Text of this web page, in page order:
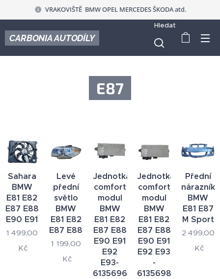
VRAKOVIŠTĚ BMW OPEL MERCEDES ŠKODA atd.
CARBONIA AUTODÍLY
Hledat
E87
Sahara
BMW
E81 E82
E87 E88
E90 E91
1 499,00
Kč
Levé
přední
světlo
BMW
E81 E82
E87 E88
1 199,00
Kč
Jednotka
comfort
modul
BMW
E81 E82
E87 E88
E90 E91
E92
E93-
61356964051
Jednotka
comfort
modul
BMW
E81 E82
E87 E88
E90 E91
E92 E93
-
61356981416
Přední
nárazník
BMW
E81 E87
M Sport
2 499,00
Kč